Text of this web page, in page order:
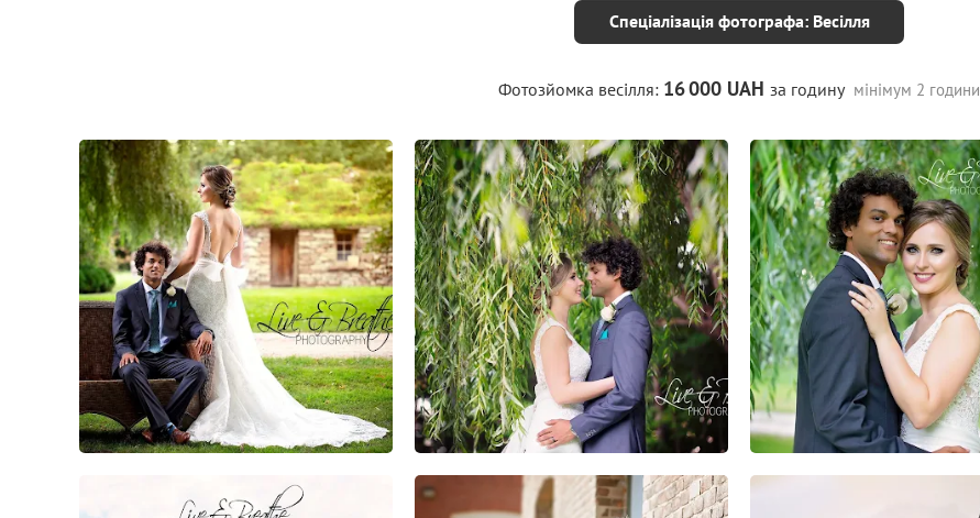
Спеціалізація фотографа: Весілля
Фотозйомка весілля: 16000 UAH за годину мінімум 2 години
0 0 0 0 0 0 0 0 0